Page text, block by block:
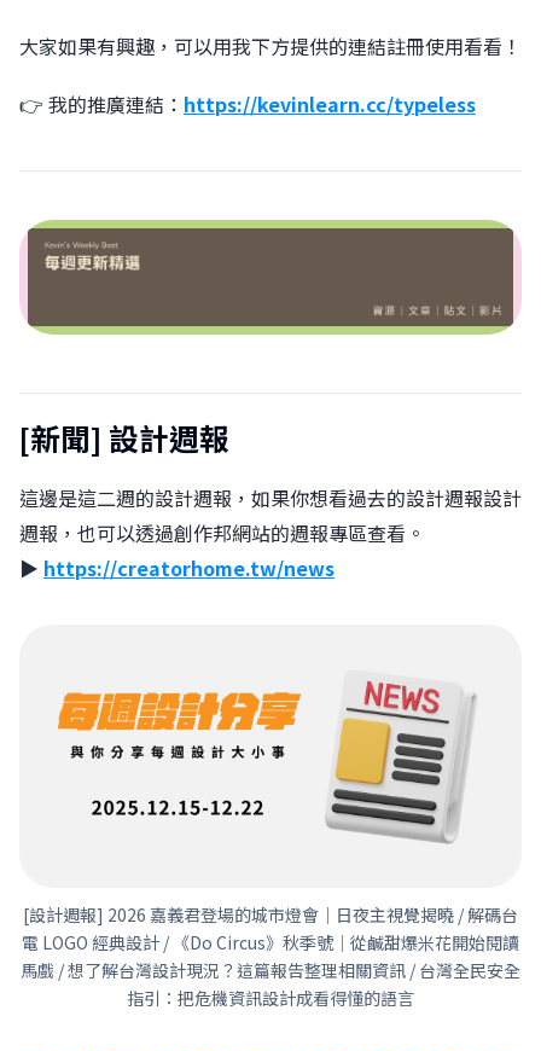
大家如果有興趣，可以用我下方提供的連結註冊使用看看！
👉 我的推廣連結： https://kevinlearn.cc/typeless
[新聞] 設計週報
這邊是這二週的設計週報，如果你想看過去的設計週報設計
週報，也可以透過創作邦網站的週報專區查看。
▶︎ https://creatorhome.tw/news
[設計週報] 2026 嘉義君登場的城市燈會｜日夜主視覺揭曉 / 解碼台
電 LOGO 經典設計 / 《Do Circus》秋季號｜從鹹甜爆米花開始閱讀
馬戲 / 想了解台灣設計現況？這篇報告整理相關資訊 / 台灣全民安全
指引：把危機資訊設計成看得懂的語言